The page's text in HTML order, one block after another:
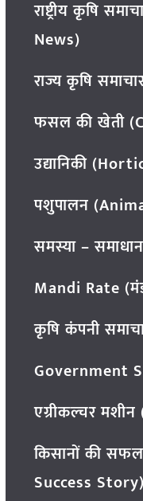
राष्ट्रीय कृषि
News)
राज्य कृषि
फसल की खेती
उद्यानिकी
पशुपालन
समस्या –
Mandi Rate
कृषि कंपनी
Government
एग्रीकल्चर
किसानों की
Success Story)